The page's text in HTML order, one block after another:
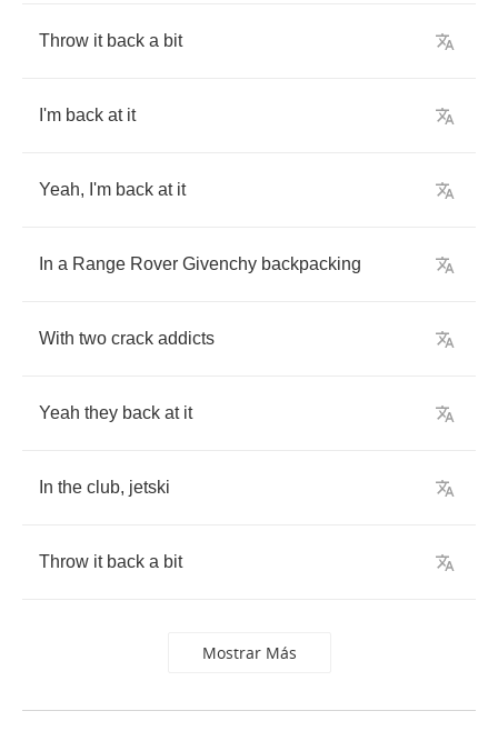
Throw it back a bit
I'm back at it
Yeah, I'm back at it
In a Range Rover Givenchy backpacking
With two crack addicts
Yeah they back at it
In the club, jetski
Throw it back a bit
Mostrar Más